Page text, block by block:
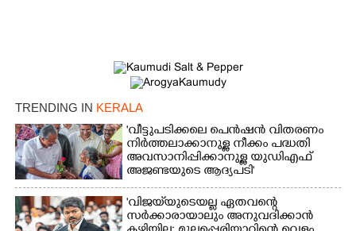
TRENDING IN KERALA
'വീട്ടുപടിക്കലെ പെൻഷൻ വിതരണം
നിർത്തലാക്കാനുള്ള നീക്കം പദ്ധതി
അവസാനിപ്പിക്കാനുള്ള യുഡിഎഫ്
അജണ്ടയുടെ ആദ്യപടി'
'വിജയ്‌യുടെയല്ല ഏതവന്റെ
സർക്കാരായാലും അനുവദിക്കാൻ